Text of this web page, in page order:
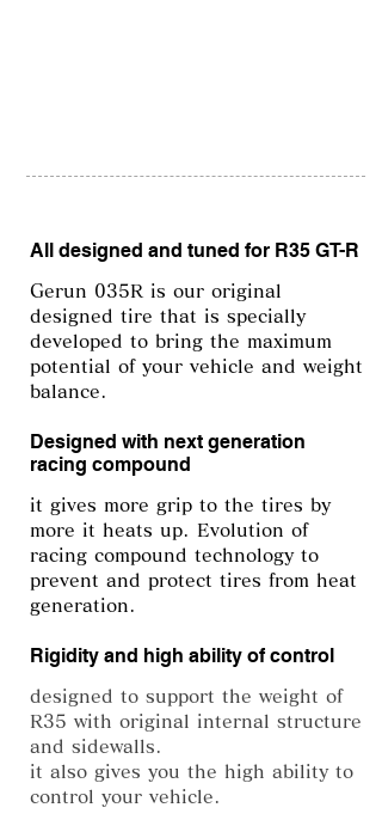
All designed and tuned for R35 GT-R
Gerun 035R is our original
designed tire that is specially
developed to bring the maximum
potential of your vehicle and weight
balance.
Designed with next generation
racing compound
it gives more grip to the tires by
more it heats up. Evolution of
racing compound technology to
prevent and protect tires from heat
generation.
Rigidity and high ability of control
designed to support the weight of
R35 with original internal structure
and sidewalls.
it also gives you the high ability to
control your vehicle.